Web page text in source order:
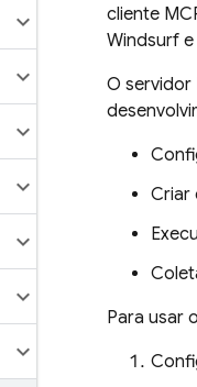
cliente
Windsurf e
O servidor
Criar
Para usar